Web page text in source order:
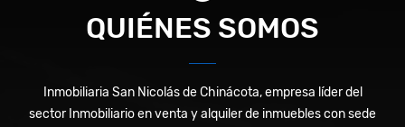
QUIÉNES SOMOS
Inmobiliaria San Nicolás de Chinácota, empresa líder del
sector Inmobiliario en venta y alquiler de inmuebles con sede